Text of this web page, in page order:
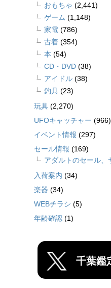
おもちゃ (2,441)
ゲーム (1,148)
家電 (786)
古着 (354)
本 (54)
CD・DVD (38)
アイドル (38)
釣具 (23)
玩具 (2,270)
UFOキャッチャー (966)
イベント情報 (297)
セール情報 (169)
アダルトのセール、
入荷案内 (34)
楽器 (34)
WEBチラシ (5)
年齢確認 (1)
千葉鑑